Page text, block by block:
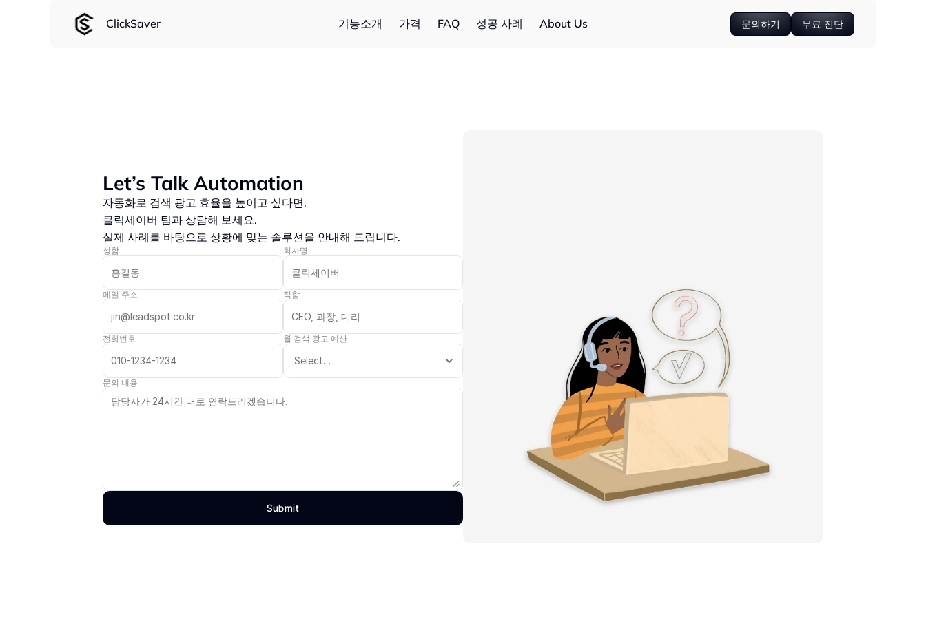
ClickSaver 기능소개 가격 FAQ 성공 사례 About Us
문의하기
문의하기
무료 진단
무료 진단
Let’s Talk Automation
자동화로 검색 광고 효율을 높이고 싶다면,
클릭세이버 팀과 상담해 보세요.
실제 사례를 바탕으로 상황에 맞는 솔루션을 안내해 드립니다.
성함 회사명
메일 주소 직함
전화번호 월 검색 광고 예산
문의 내용
Submit